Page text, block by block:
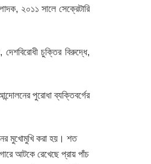
২০১১ সালে সেক্রেটারি
দেশবিরোধী চুক্তির বিরুদ্ধে,
পুরোধা ব্যক্তিবর্গের
মুখোমুখি করা হয়। শত
আটকে রেখেছে প্রায় পাঁচ